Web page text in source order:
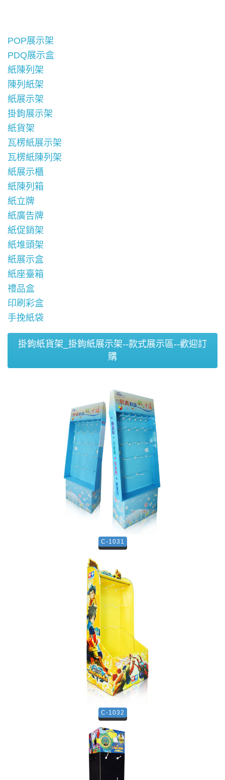
POP展示架
PDQ展示盒
紙陳列架
陳列紙架
紙展示架
掛鉤展示架
紙貨架
瓦楞紙展示架
瓦楞紙陳列架
紙展示櫃
紙陳列箱
紙立牌
紙廣告牌
紙促銷架
紙堆頭架
紙展示盒
紙座臺箱
禮品盒
印刷彩盒
手挽紙袋
掛鉤紙貨架_掛鉤紙展示架--款式展示區--歡迎訂
購
C-1031
C-1032